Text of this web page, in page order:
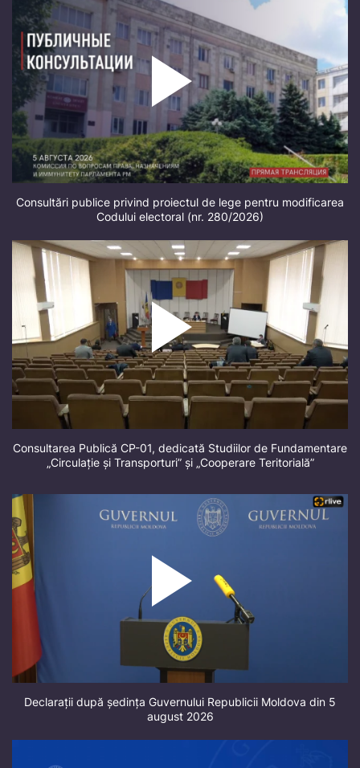
Consultări publice privind proiectul de lege pentru modificarea
Codului electoral (nr. 280/2026)
Consultarea Publică CP-01, dedicată Studiilor de Fundamentare
„Circulație și Transporturi” și „Cooperare Teritorială”
Declarații după ședința Guvernului Republicii Moldova din 5
august 2026